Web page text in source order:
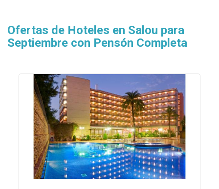
Ofertas de Hoteles en Salou para
Septiembre con Pensón Completa